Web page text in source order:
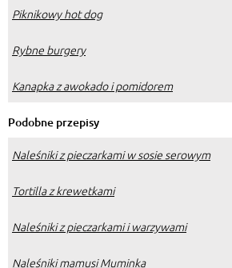
Piknikowy hot dog
Rybne burgery
Kanapka z awokado i pomidorem
Podobne przepisy
Naleśniki z pieczarkami w sosie serowym
Tortilla z krewetkami
Naleśniki z pieczarkami i warzywami
Naleśniki mamusi Muminka